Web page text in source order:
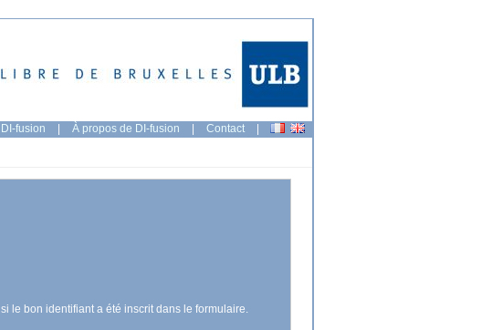
fusion | À propos de DI-fusion | Contact |
le bon identifiant a été inscrit dans le formulaire.